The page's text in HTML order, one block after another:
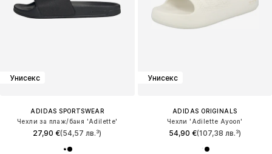
Унисекс
ADIDAS SPORTSWEAR
Чехли за плаж/баня 'Adilette'
27,90 €(54,57 лв.³)
Унисекс
ADIDAS ORIGINALS
Чехли 'Adilette Ayoon'
54,90 €(107,38 лв.³)